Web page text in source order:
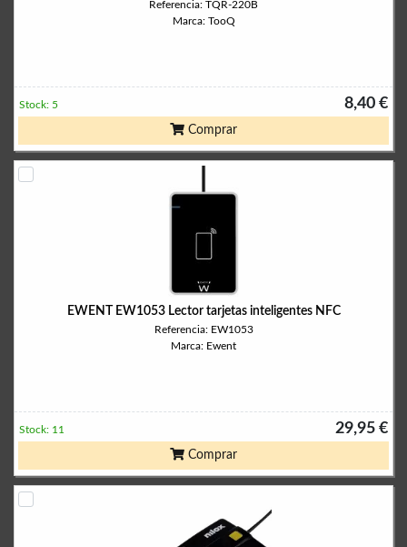
Referencia: TQR-220B
Marca: TooQ
8,40 €
Stock: 5
Comprar
EWENT EW1053 Lector tarjetas inteligentes NFC
Referencia: EW1053
Marca: Ewent
29,95 €
Stock: 11
Comprar